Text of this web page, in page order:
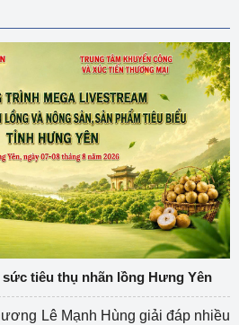
tiêu thụ nhãn lồng Hưng Yên
Lê Mạnh Hùng giải đáp nhiều